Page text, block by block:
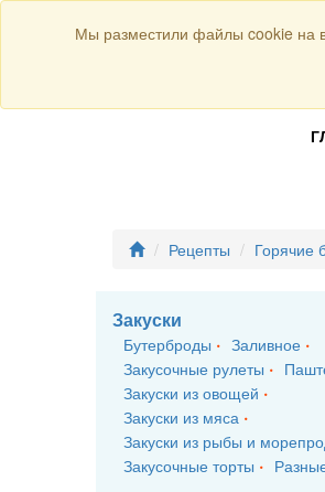
Рецепты Горячие
Закуски
Бутерброды
Заливное
Закусочные рулеты
Закуски из овощей
Закуски из мяса
Закуски из рыбы и
Закусочные торты
Мы разместили файлы cookie на